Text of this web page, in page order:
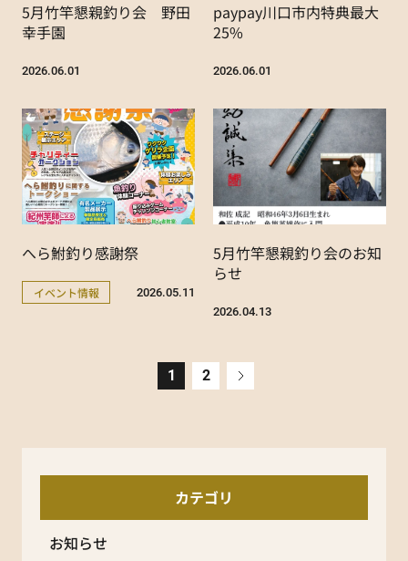
5月竹竿懇親釣り会 野田
幸手園
2026.06.01
paypay川口市内特典最大
25%
2026.06.01
へら鮒釣り感謝祭
イベント情報 2026.05.11
5月竹竿懇親釣り会のお知
らせ
2026.04.13
1 2 »
カテゴリ
お知らせ